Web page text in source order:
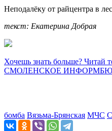
Неподалёку от райцентра в
текст: Екатерина Добрая
Хочешь знать больше? Читай
СМОЛЕНСКОЕ
бомба Вязьма-Брянская МЧС